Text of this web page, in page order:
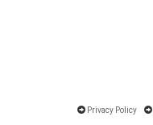
Privacy Policy